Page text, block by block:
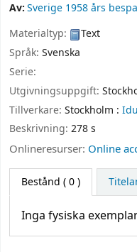
Av:Sverige 1958 års
Materialtyp:
Text
Språk: Svenska
Serie:
Utgivningsuppgift:
Tillverkare: Stockholm :
Beskrivning: 278 s
Onlineresurser: Online
Bestånd ( 0 )
Inga fysiska